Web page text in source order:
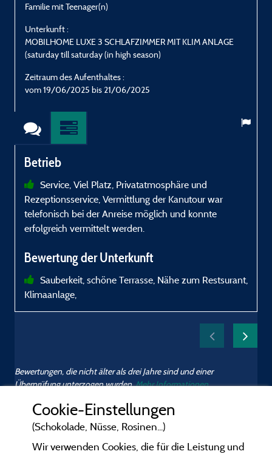
Familie mit Teenager(n)
Unterkunft :
MOBILHOME LUXE 3 SCHLAFZIMMER MIT KLIM ANLAGE
(saturday till saturday (in high season)
Zeitraum des Aufenthaltes :
vom 19/06/2025 bis 21/06/2025
Betrieb
Service, Viel Platz, Privatatmosphäre und
Rezeptionsservice, Vermittlung der Kanutour war
telefonisch bei der Anreise möglich und konnte
erfolgreich vermittelt werden.
Bewertung der Unterkunft
Sauberkeit, schöne Terrasse, Nähe zum Restsurant,
Klimaanlage,
Bewertungen, die nicht älter als drei Jahre sind und einer
Überprüfung unterzogen wurden.Mehr Informationen
Cookie-Einstellungen
(Schokolade, Nüsse, Rosinen...)
Wir verwenden Cookies, die für die Leistung und